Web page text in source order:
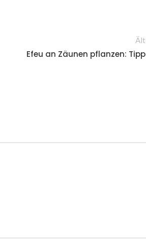
Efeu an Zäunen pflanzen: